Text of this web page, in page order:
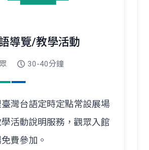
導覽/教學活動
30-40分鐘
灣台語定時定點常設展場
活動說明服務，觀眾入館
費參加。